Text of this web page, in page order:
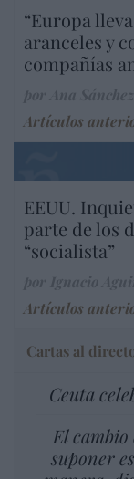
“Europa
aranceles y
compañías
Artículos
EEUU.
parte de los
“socialista”
Artículos
Cartas al
Ceuta
El
suponer